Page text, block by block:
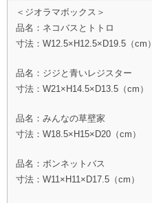
＜ジオラマボックス＞
品名：ネコバスとトトロ
寸法：W12.5×H12.5×D19.5（cm）
品名：ジジと青いレジスター
寸法：W21×H14.5×D13.5（cm）
品名：みんなの草壁家
寸法：W18.5×H15×D20（cm）
品名：ボンネットバス
寸法：W11×H11×D17.5（cm）